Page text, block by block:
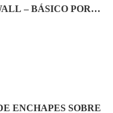
– BÁSICO POR
ENCHAPES SOBRE